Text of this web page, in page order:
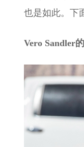
也是如此。下
Vero Sandler